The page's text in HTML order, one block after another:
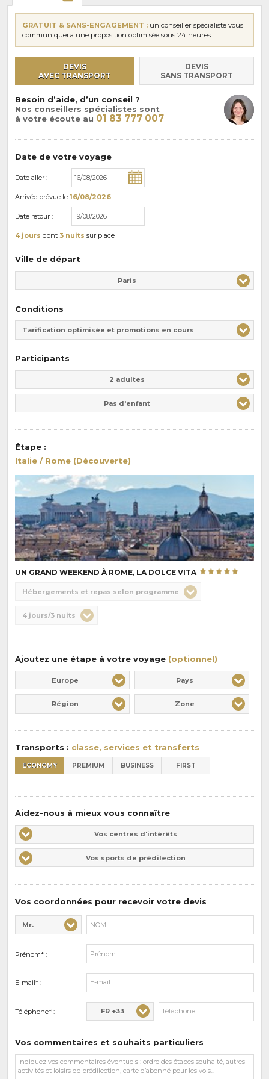
GRATUIT & SANS-ENGAGEMENT : un conseiller spécialiste vous
communiquera une proposition optimisée sous 24 heures.
DEVIS
AVEC TRANSPORT
DEVIS
SANS TRANSPORT
Besoin d’aide, d’un conseil ?
Nos conseillers spécialistes sont
à votre écoute au 01 83 777 007
Date de votre voyage
Date aller :
Arrivée prévue le 16/08/2026
Date retour :
4 jours dont 3 nuits sur place
Ville de départ
Paris
Conditions
Tarification optimisée et promotions en cours
Participants
2 adultes
Pas d'enfant
Étape :
Italie / Rome (Découverte)
UN GRAND WEEKEND À ROME, LA DOLCE VITA
:
Hébergements et repas selon programme
Durée
4 jours/3 nuits
Ajoutez une étape à votre voyage (optionnel)
Europe Pays
Région Zone
Transports : classe, services et transferts
ECONOMY PREMIUM BUSINESS FIRST
Aidez-nous à mieux vous connaître
Vos
centres
d'intérêts
Vos centres d'intérêts
Vos
sports
de
Vos sports de prédilection
Vos coordonnées pour recevoir votre devis
Civilité* :
Mr.
Nom* :
Prénom* :
E-mail* :
Téléphone* : FR +33
Vos commentaires et souhaits particuliers
Vos
commentaires